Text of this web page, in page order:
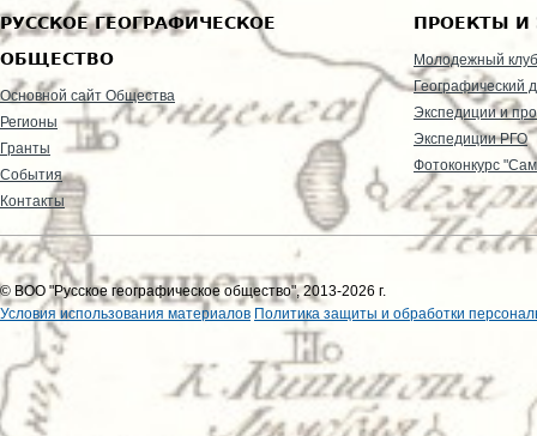
РУССКОЕ ГЕОГРАФИЧЕСКОЕ
ОБЩЕСТВО
Основной сайт Общества
Регионы
Гранты
События
Контакты
ПРОЕКТЫ И
Молодежный клуб
Географический
Экспедиции и
Экспедиции РГО
Фотоконкурс
© ВОО "Русское географическое общество", 2013-2026 г.
Условия использования материалов Политика защиты и обработки